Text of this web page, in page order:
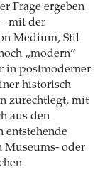
Frage ergeben
mit der
Medium, Stil
„modern“
in postmoderner
historisch
zurechtlegt, mit
aus den
entstehende
Museums- oder